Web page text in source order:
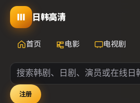
日韩高清
首页 电影 电视剧
注册